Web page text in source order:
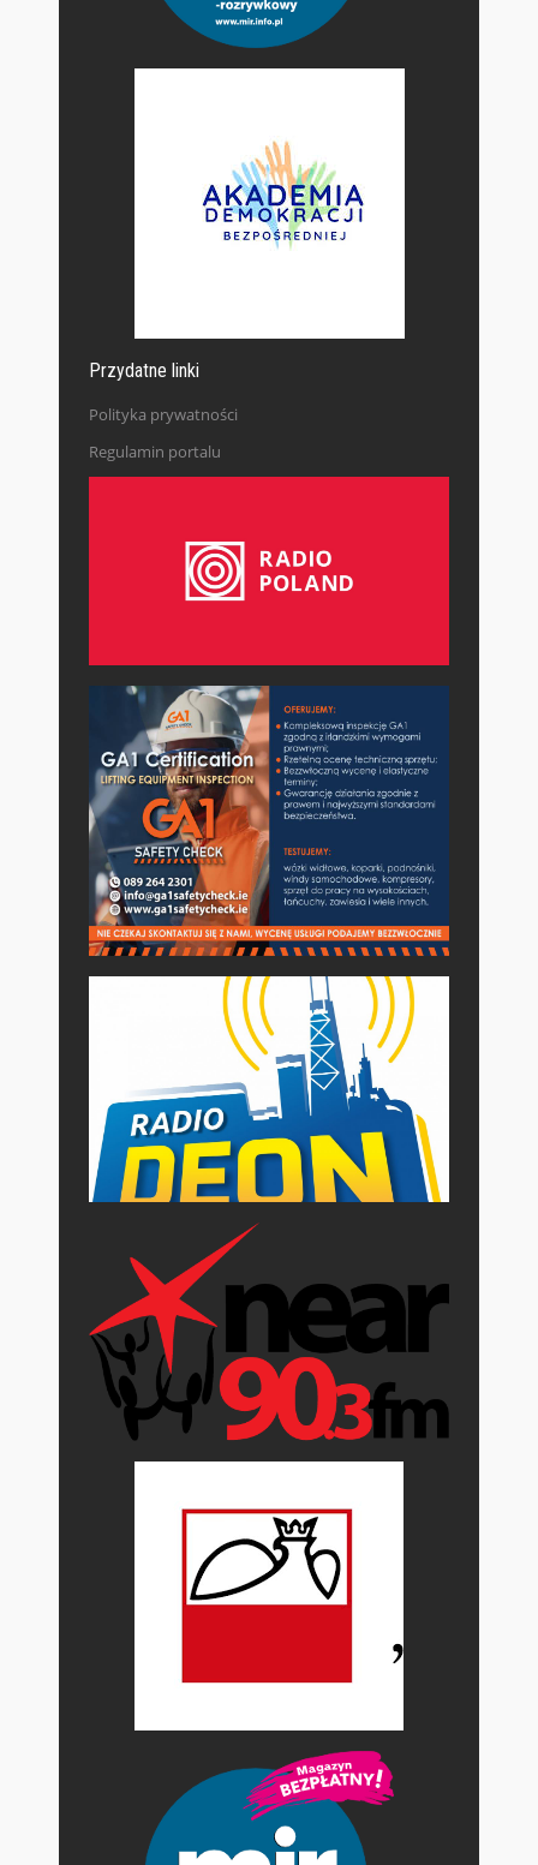
Przydatne linki
Polityka prywatności
Regulamin portalu